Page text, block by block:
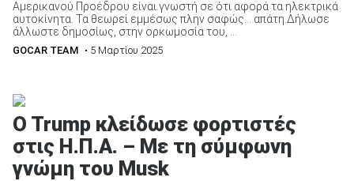
Αμερικανού Προέδρου είναι γνωστή σε ότι αφορά τα ηλεκτρικά
αυτοκίνητα. Τα θεωρεί εμμέσως πλην σαφώς… απάτη.Δήλωσε
άλλωστε δημοσίως, στην ορκωμοσία του, ...
GOCAR TEAM • 5 Μαρτίου 2025
O Trump κλείδωσε φορτιστές
στις Η.Π.Α. – Με τη σύμφωνη
γνώμη του Musk